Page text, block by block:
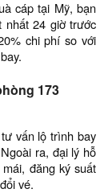
cáp tại Mỹ, bạn
nhất 24 giờ trước
chi phí so với
173
vấn lộ trình bay
ra, đại lý hỗ
đăng ký suất
vé.